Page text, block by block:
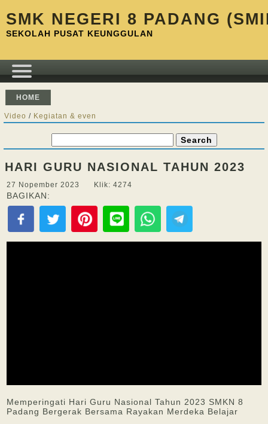
SMK NEGERI 8 PADANG
SEKOLAH PUSAT KEUNGGULAN
HOME
Video / Kegiatan & even
HARI GURU NASIONAL TAHUN 2023
27 Nopember 2023 Klik: 4274
BAGIKAN:
Memperingati Hari Guru Nasional Tahun 2023 SMKN 8
Padang Bergerak Bersama Rayakan Merdeka Belajar